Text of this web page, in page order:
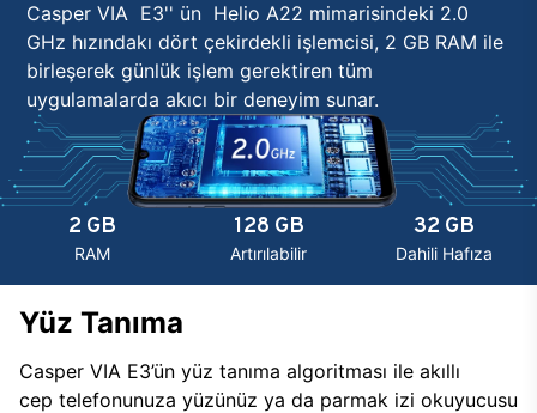
Casper VIA E3'' ün Helio A22 mimarisindeki 2.0
GHz hızındakı dört çekirdekli işlemcisi, 2 GB RAM ile
birleşerek günlük işlem gerektiren tüm
uygulamalarda akıcı bir deneyim sunar.
2 GB
RAM
128 GB
Artırılabilir
32 GB
Dahili Hafıza
Yüz Tanıma
Casper VIA E3’ün yüz tanıma algoritması ile akıllı
cep telefonunuza yüzünüz ya da parmak izi okuyucusu